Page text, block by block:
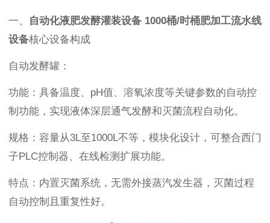
一、
自动化液肥发酵灌装设备 1000桶/时桶肥加工流水线
设备核心设备构成
自动发酵罐：
功能：具备温度、pH值、溶氧浓度等关键参数的自动控
制功能，实现液体深层通气发酵和灭菌流程自动化。
规格：容量从3L至1000L不等，模块化设计，可整合西门
子PLC控制器、在线检测扩展功能。
特点：内置灭菌系统，无需外接蒸汽发生器，灭菌过程
自动控制且重复性好。